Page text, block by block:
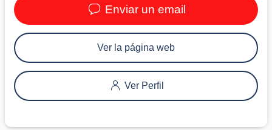
Enviar un email
Ver la página web
Ver Perfil